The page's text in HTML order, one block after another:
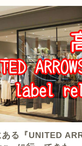
ある『UNITED